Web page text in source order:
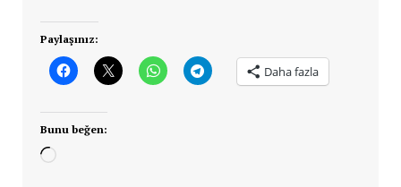
Paylaşınız:
Daha fazla
Bunu beğen:
Yükleniyor...